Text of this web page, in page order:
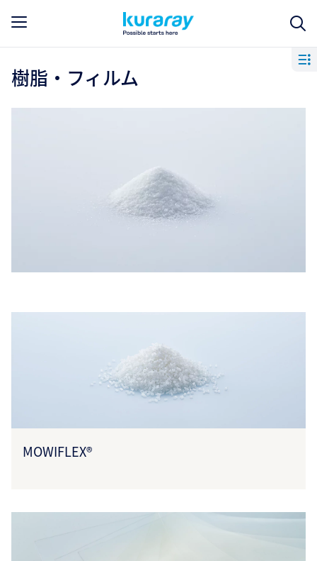
樹脂・フィルム
MOWIFLEX®